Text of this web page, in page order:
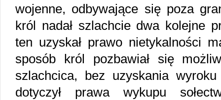
wojenne, odbywające się poza
król nadał szlachcie dwa kolejne
ten uzyskał prawo nietykalności
sposób król pozbawiał się
szlachcica, bez uzyskania
dotyczył prawa wykupu